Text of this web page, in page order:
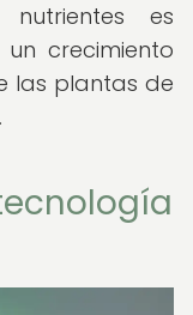
es
crecimiento
las plantas de